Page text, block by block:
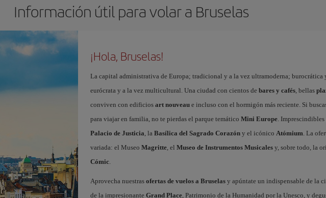
Información útil para volar a Bruselas
¡Hola, Bruselas!
La capital administrativa de Europa; tradicional y a la vez ultramoderna; burocrática
eurócrata y a la vez multicultural. Una ciudad con cientos de bares y cafés, bellas
conviven con edificios art nouveaue incluso con el hormigón más reciente. Si
para viajar en familia, no te pierdas el parque temático Mini Europe. Imprescindibles
Palacio de Justicia, la Basílica del Sagrado Corazóny el icónico Atómium. La
variada: el Museo Magritte, el Museo de Instrumentos Musicalesy, sobre todo, la
Cómic.
Aprovecha nuestras ofertas de vuelos a Bruselasy apúntate un indispensable de la
de la impresionante Grand Place, Patrimonio de la Humanidad por la Unesco, y